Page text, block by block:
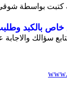
كتبت بواسطة
بالكبد وطلبت
والاجابة عليه لتسال